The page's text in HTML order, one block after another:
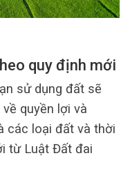
quy định mới
sử dụng đất sẽ
quyền lợi và
các loại đất và thời
từ Luật Đất đai